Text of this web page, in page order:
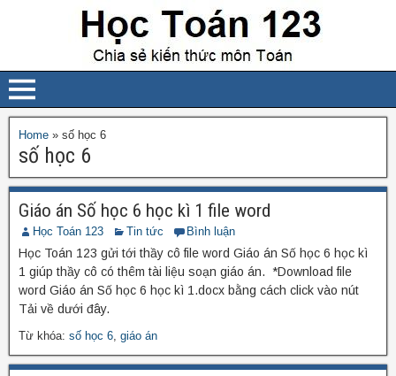
Home » số học 6
số học 6
Giáo án Số học 6 học kì 1 file word
Học Toán 123 Tin tức Bình luận
Học Toán 123 gửi tới thầy cô file word Giáo án Số học 6 học kì
1 giúp thầy cô có thêm tài liệu soạn giáo án. *Download file
word Giáo án Số học 6 học kì 1.docx bằng cách click vào nút
Tải về dưới đây.
Từ khóa: số học 6, giáo án